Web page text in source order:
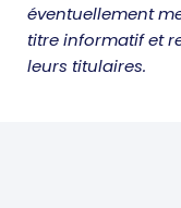
éventuellement
titre informatif et
leurs titulaires.